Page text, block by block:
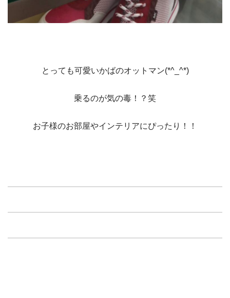
とっても可愛いかばのオットマン(*^_^*)
乗るのが気の毒！？笑
お子様のお部屋やインテリアにぴったり！！